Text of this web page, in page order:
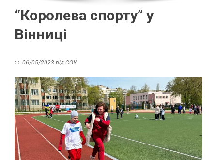
“Королева спорту” у
Вінниці
06/05/2023 від СОУ